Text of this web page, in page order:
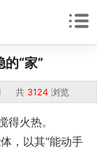
“家”
共 3124 浏览
火热。
，以其“能动手